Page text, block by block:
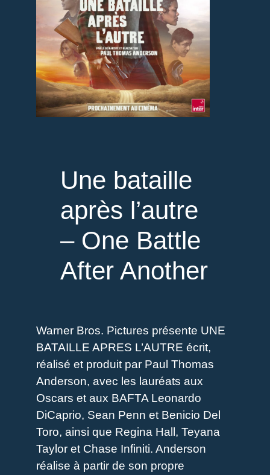
Une bataille
après l’autre
– One Battle
After Another
Warner Bros. Pictures présente UNE
BATAILLE APRES L’AUTRE écrit,
réalisé et produit par Paul Thomas
Anderson, avec les lauréats aux
Oscars et aux BAFTA Leonardo
DiCaprio, Sean Penn et Benicio Del
Toro, ainsi que Regina Hall, Teyana
Taylor et Chase Infiniti. Anderson
réalise à partir de son propre